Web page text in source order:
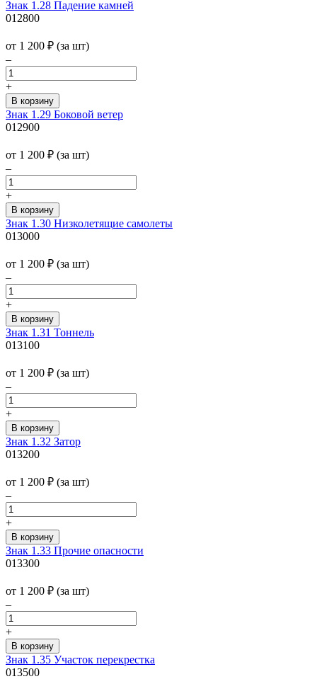
Знак 1.28 Падение камней
012800
от 1 200 ₽ (за шт)
–
+
Знак 1.29 Боковой ветер
012900
от 1 200 ₽ (за шт)
–
+
Знак 1.30 Низколетящие самолеты
013000
от 1 200 ₽ (за шт)
–
+
Знак 1.31 Тоннель
013100
от 1 200 ₽ (за шт)
–
+
Знак 1.32 Затор
013200
от 1 200 ₽ (за шт)
–
+
Знак 1.33 Прочие опасности
013300
от 1 200 ₽ (за шт)
–
+
Знак 1.35 Участок перекрестка
013500